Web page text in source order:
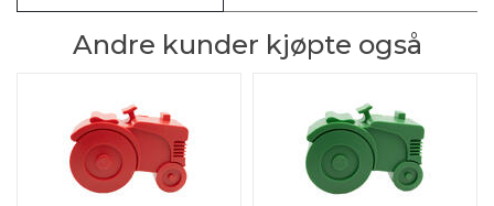
Andre kunder kjøpte også